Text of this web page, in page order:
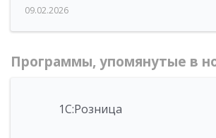
09.02.2026
Программы, упомянутые в
1С:Розница